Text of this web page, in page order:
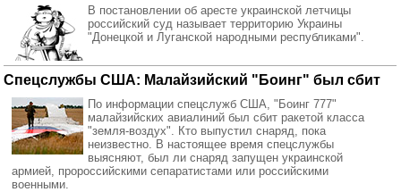
В постановлении об аресте украинской летчицы
российский суд называет территорию Украины
"Донецкой и Луганской народными республиками".
Спецслужбы США: Малайзийский "Боинг" был сбит
По информации спецслужб США, "Боинг 777"
малайзийских авиалиний был сбит ракетой класса
"земля-воздух". Кто выпустил снаряд, пока
неизвестно. В настоящее время спецслужбы
выясняют, был ли снаряд запущен украинской
армией, пророссийскими сепаратистами или российскими
военными.